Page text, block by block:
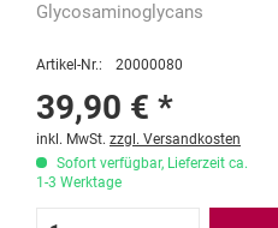
Glycosaminoglycans
Artikel-Nr.: 20000080
39,90 € *
inkl. MwSt. zzgl. Versandkosten
Sofort verfügbar, Lieferzeit ca.
1-3 Werktage